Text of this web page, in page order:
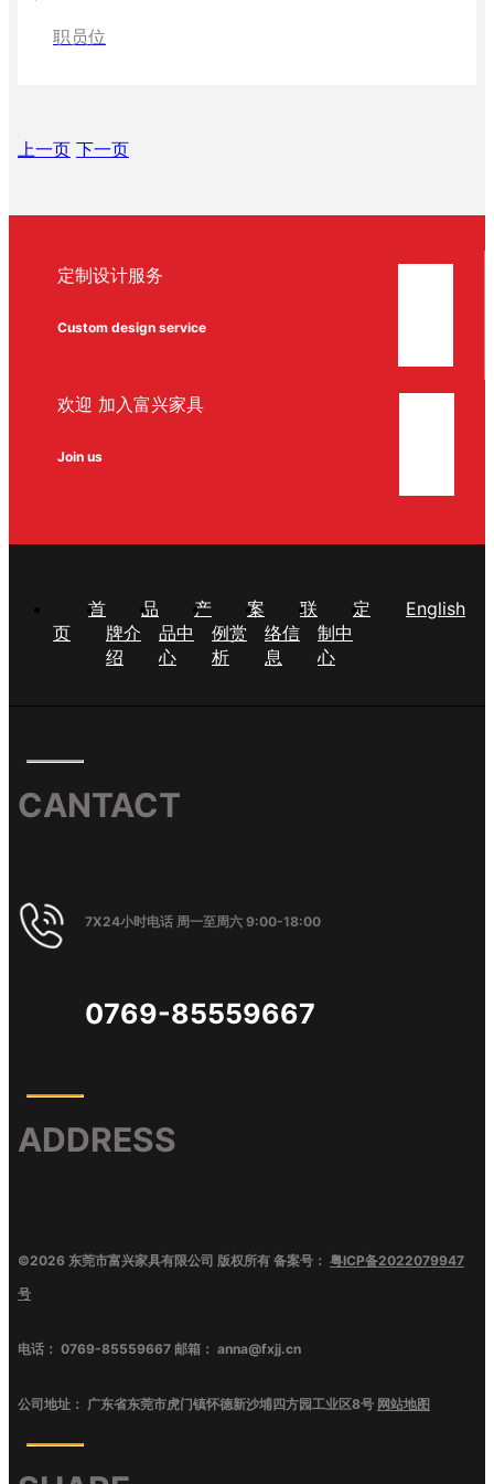
职员位
上一页 下一页
定制设计服务
Custom design service
欢迎 加入富兴家具
Join us
首
页
品
牌介
绍
产
品中
心
案
例赏
析
联
络信
息
定
制中
心
English
CANTACT
7X24小时电话 周一至周六 9:00-18:00
0769-85559667
ADDRESS
©2026 东莞市富兴家具有限公司 版权所有 备案号： 粤ICP备2022079947
号
电话： 0769-85559667 邮箱： anna@fxjj.cn
公司地址： 广东省东莞市虎门镇怀德新沙埔四方园工业区8号 网站地图